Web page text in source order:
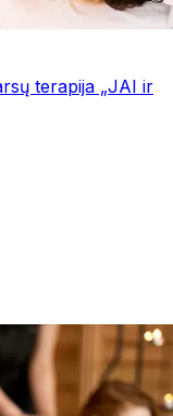
terapija „JAI ir